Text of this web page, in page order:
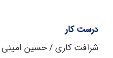
درست کار
شرافت کاری / حسین امینی